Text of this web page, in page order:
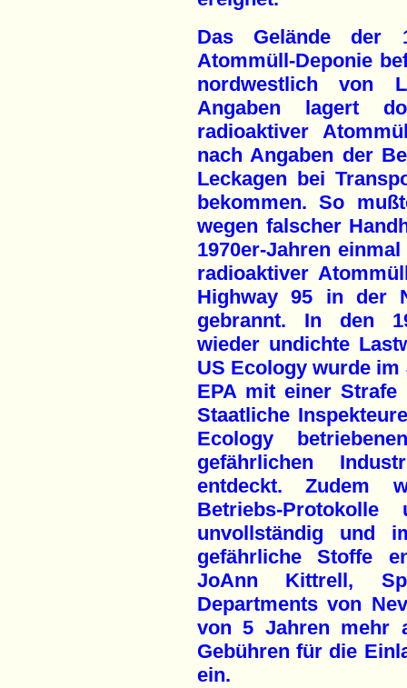
Das Gelände der
Atommüll-Deponie
nordwestlich von
Angaben lagert
radioaktiver
nach Angaben der
Leckagen bei
bekommen. So
wegen falscher
1970er-Jahren
radioaktiver
Highway 95 in der
gebrannt. In den
wieder undichte
US Ecology wurde im
EPA mit einer Strafe
Staatliche
Ecology
gefährlichen
entdeckt. Zudem
Betriebs-Protokolle
unvollständig und
gefährliche Stoffe
JoAnn Kittrell,
Departments von
von 5 Jahren mehr
Gebühren für die
ein.